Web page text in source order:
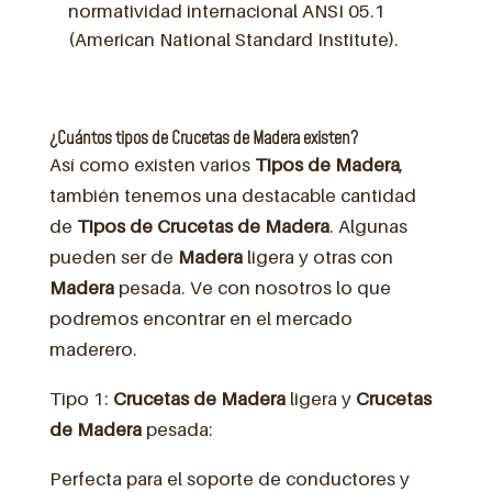
normatividad internacional ANSI 05.1
(American National Standard Institute).
¿Cuántos tipos de Crucetas de Madera existen?
Así como existen varios Tipos de Madera,
también tenemos una destacable cantidad
de Tipos de Crucetas de Madera. Algunas
pueden ser de Madera ligera y otras con
Maderapesada. Ve con nosotros lo que
podremos encontrar en el mercado
maderero.
Tipo 1: Crucetas de Maderaligera y Crucetas
de Maderapesada:
Perfecta para el soporte de conductores y